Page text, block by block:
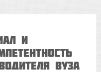
и
вуза